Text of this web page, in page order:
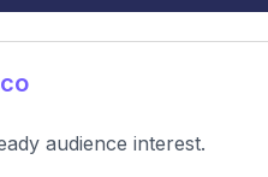
audience interest.